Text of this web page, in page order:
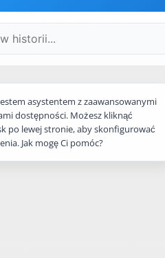
asystentem z zaawansowanymi
dostępności. Możesz kliknąć
po lewej stronie, aby skonfigurować
Jak mogę Ci pomóc?
4a, 35-330 Rzeszów, Polska